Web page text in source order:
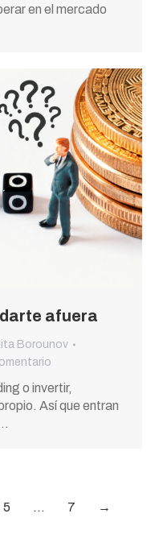
en el mercado
afuera
Borounov
o invertir,
Así que entran
5 … 7 →